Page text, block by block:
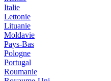
Italie
Lettonie
Lituanie
Moldavie
Pays-Bas
Pologne
Portugal
Roumanie